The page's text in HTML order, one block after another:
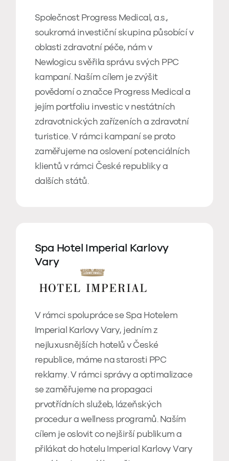
Společnost Progress Medical, a.s.,
soukromá investiční skupina působící v
oblasti zdravotní péče, nám v
Newlogicu svěřila správu svých PPC
kampaní. Naším cílem je zvýšit
povědomí o značce Progress Medical a
jejím portfoliu investic v nestátních
zdravotnických zařízeních a zdravotní
turistice. V rámci kampaní se proto
zaměřujeme na oslovení potenciálních
klientů v rámci České republiky a
dalších států.
Spa Hotel Imperial Karlovy
Vary
V rámci spolupráce se Spa Hotelem
Imperial Karlovy Vary, jedním z
nejluxusnějších hotelů v České
republice, máme na starosti PPC
reklamy. V rámci správy a optimalizace
se zaměřujeme na propagaci
prvotřídních služeb, lázeňských
procedur a wellness programů. Naším
cílem je oslovit co nejširší publikum a
přilákat do hotelu Imperial Karlovy Vary